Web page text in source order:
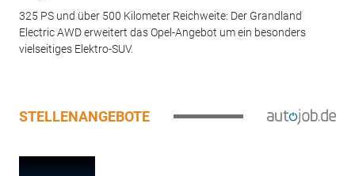
325 PS und über 500 Kilometer Reichweite: Der Grandland
Electric AWD erweitert das Opel-Angebot um ein besonders
vielseitiges Elektro-SUV.
STELLENANGEBOTE